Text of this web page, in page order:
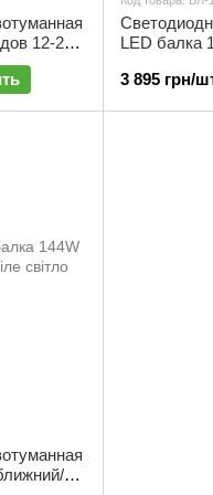
12-24V
/
LED балка
дальний
3 895 грн/